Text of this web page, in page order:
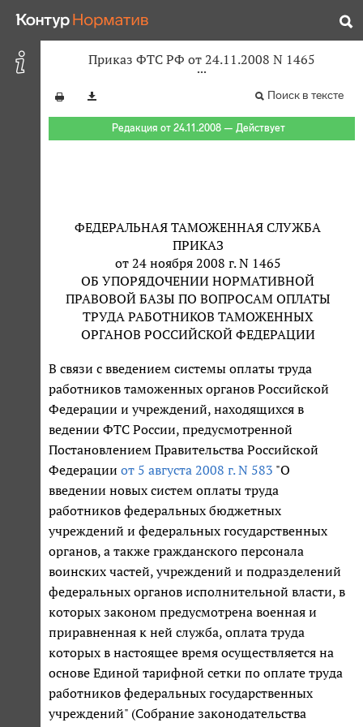
Приказ ФТС РФ от 24.11.2008 N 1465
Поиск в тексте
Редакция от 24.11.2008 — Действует
ФЕДЕРАЛЬНАЯ ТАМОЖЕННАЯ СЛУЖБА
ПРИКАЗ
от 24 ноября 2008 г. N 1465
ОБ УПОРЯДОЧЕНИИ НОРМАТИВНОЙ
ПРАВОВОЙ БАЗЫ ПО ВОПРОСАМ ОПЛАТЫ
ТРУДА РАБОТНИКОВ ТАМОЖЕННЫХ
ОРГАНОВ РОССИЙСКОЙ ФЕДЕРАЦИИ
В связи с введением системы оплаты труда
работников таможенных органов Российской
Федерации и учреждений, находящихся в
ведении ФТС России, предусмотренной
Постановлением Правительства Российской
Федерации от 5 августа 2008 г. N 583 "О
введении новых систем оплаты труда
работников федеральных бюджетных
учреждений и федеральных государственных
органов, а также гражданского персонала
воинских частей, учреждений и подразделений
федеральных органов исполнительной власти, в
которых законом предусмотрена военная и
приравненная к ней служба, оплата труда
которых в настоящее время осуществляется на
основе Единой тарифной сетки по оплате труда
работников федеральных государственных
учреждений" (Собрание законодательства